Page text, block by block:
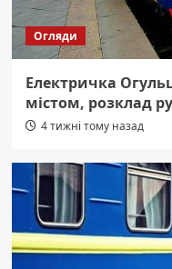
Огляди
Електричка
містом, розклад
4 тижні тому назад